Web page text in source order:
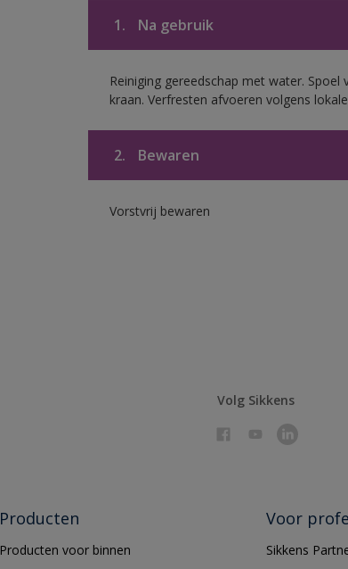
1. Na gebruik
Reiniging gereedschap met water.
kraan. Verfresten afvoeren volgens
2. Bewaren
Vorstvrij bewaren
Volg Sikkens
Producten
Producten voor binnen
Voor
Sikkens